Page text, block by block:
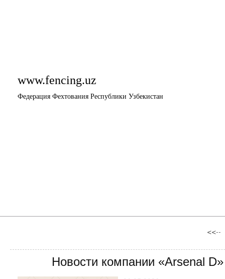
www.fencing.uz
Федерация Фехтования Республики Узбекистан
<<--
Новости компании «Arsenal D»